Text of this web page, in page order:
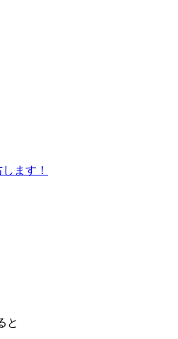
ます！
と